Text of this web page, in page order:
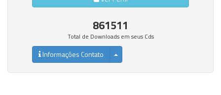
861511
Total de Downloads em seus Cds
Informações Contato